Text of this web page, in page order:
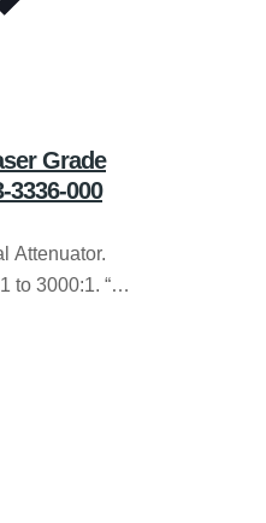
Grade
000
Attenuator.
to 3000:1. “C”
O.K. All
We have a
items.